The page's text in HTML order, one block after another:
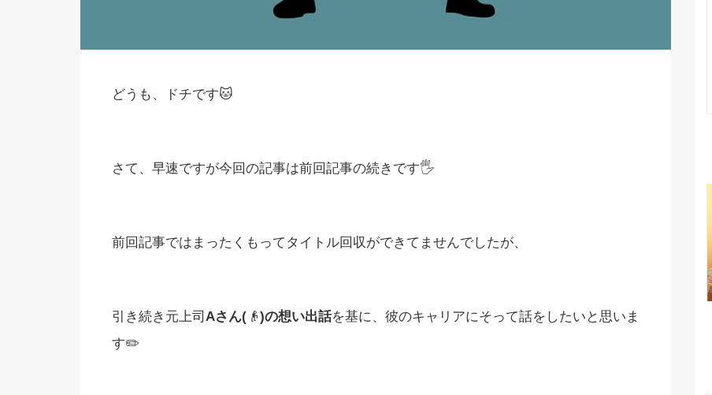
どうも、ドチです🐱
さて、早速ですが今回の記事は前回記事の続きです🖐
前回記事ではまったくもってタイトル回収ができてませんでしたが、
引き続き元上司 Aさん( 👴)の想い出話を基に、彼のキャリアにそって話をしたいと思いま
す✏️